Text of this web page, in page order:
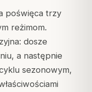
poświęca trzy
reżimom.
dosze
a następnie
sezonowym,